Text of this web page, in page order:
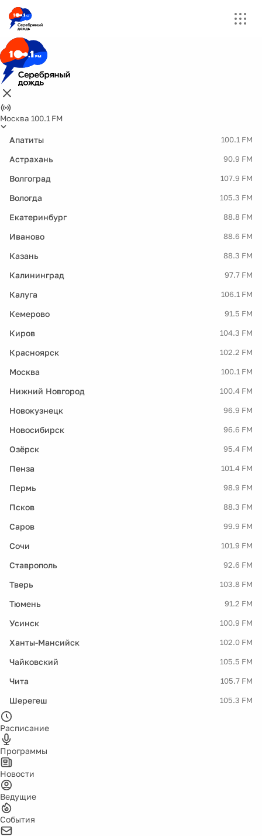
Москва 100.1 FM
Апатиты 100.1 FM
Астрахань 90.9 FM
Волгоград 107.9 FM
Вологда 105.3 FM
Екатеринбург 88.8 FM
Иваново 88.6 FM
Казань 88.3 FM
Калининград 97.7 FM
Калуга 106.1 FM
Кемерово 91.5 FM
Киров 104.3 FM
Красноярск 102.2 FM
Москва 100.1 FM
Нижний Новгород 100.4 FM
Новокузнецк 96.9 FM
Новосибирск 96.6 FM
Озёрск 95.4 FM
Пенза 101.4 FM
Пермь 98.9 FM
Псков 88.3 FM
Саров 99.9 FM
Сочи 101.9 FM
Ставрополь 92.6 FM
Тверь 103.8 FM
Тюмень 91.2 FM
Усинск 100.9 FM
Ханты-Мансийск 102.0 FM
Чайковский 105.5 FM
Чита 105.7 FM
Шерегеш 105.3 FM
Расписание
Программы
Новости
Ведущие
События